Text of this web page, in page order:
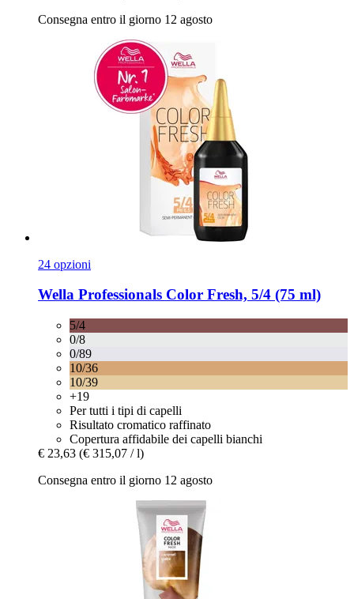
Consegna entro il giorno 12 agosto
24 opzioni
Wella Professionals Color Fresh, 5/4 (75 ml)
5/4
0/8
0/89
10/36
10/39
+19
Per tutti i tipi di capelli
Risultato cromatico raffinato
Copertura affidabile dei capelli bianchi
€ 23,63 (€ 315,07 / l)
Consegna entro il giorno 12 agosto